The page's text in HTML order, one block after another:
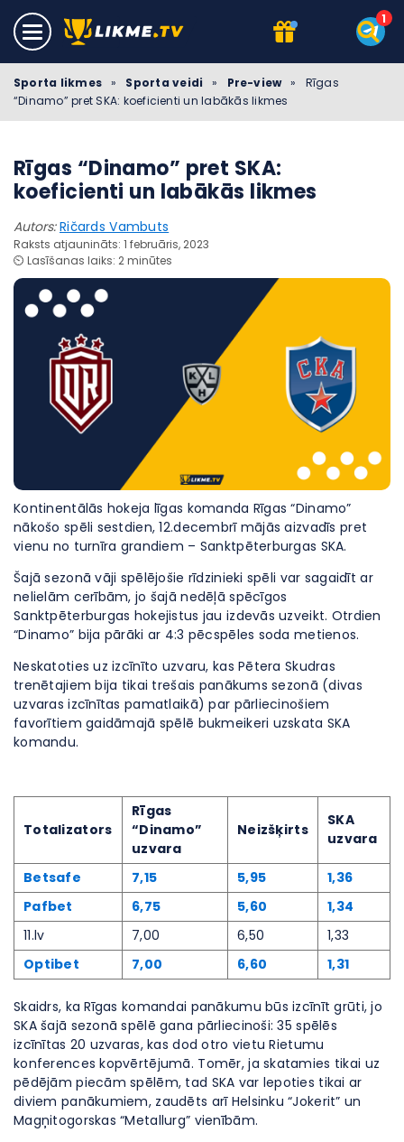
Sporta likmes » Sporta veidi » Pre-view »
Rīgas
“Dinamo” pret SKA: koeficienti un labākās likmes
Rīgas “Dinamo” pret SKA:
koeficienti un labākās likmes
Autors:Ričards Vambuts
Raksts atjaunināts: 1 februāris, 2023
⏲️ Lasīšanas laiks: 2 minūtes
Kontinentālās hokeja līgas komanda Rīgas “Dinamo”
nākošo spēli sestdien, 12.decembrī mājās aizvadīs pret
vienu no turnīra grandiem – Sanktpēterburgas SKA.
Šajā sezonā vāji spēlējošie rīdzinieki spēli var sagaidīt ar
nelielām cerībām, jo šajā nedēļā spēcīgos
Sanktpēterburgas hokejistus jau izdevās uzveikt. Otrdien
“Dinamo” bija pārāki ar 4:3 pēcspēles soda metienos.
Neskatoties uz izcīnīto uzvaru, kas Pētera Skudras
trenētajiem bija tikai trešais panākums sezonā (divas
uzvaras izcīnītas pamatlaikā) par pārliecinošiem
favorītiem gaidāmajā spēlē bukmeikeri uzskata SKA
komandu.
Totalizators
Rīgas
“Dinamo”
uzvara
Neizšķirts
SKA
uzvara
Betsafe 7,15 5,95
1,36
Pafbet
6,75 5,60
1,34
11.lv
7,00 6,50
1,33
Optibet
7,00 6,60 1,31
Skaidrs, ka Rīgas komandai panākumu būs izcīnīt grūti, jo
SKA šajā sezonā spēlē gana pārliecinoši: 35 spēlēs
izcīnītas 20 uzvaras, kas dod otro vietu Rietumu
konferences kopvērtējumā. Tomēr, ja skatamies tikai uz
pēdējām piecām spēlēm, tad SKA var lepoties tikai ar
diviem panākumiem, zaudēts arī Helsinku “Jokerit” un
Magņitogorskas “Metallurg” vienībām.